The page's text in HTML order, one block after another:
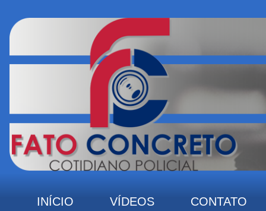
INÍCIO VÍDEOS CONTATO